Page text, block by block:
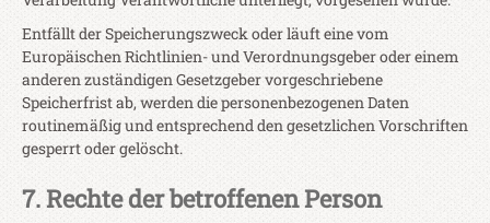
Entfällt der Speicherungszweck oder läuft eine vom
Europäischen Richtlinien- und Verordnungsgeber oder einem
anderen zuständigen Gesetzgeber vorgeschriebene
Speicherfrist ab, werden die personenbezogenen Daten
routinemäßig und entsprechend den gesetzlichen Vorschriften
gesperrt oder gelöscht.
7. Rechte der betroffenen Person